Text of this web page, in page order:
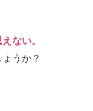
ない。
うか？